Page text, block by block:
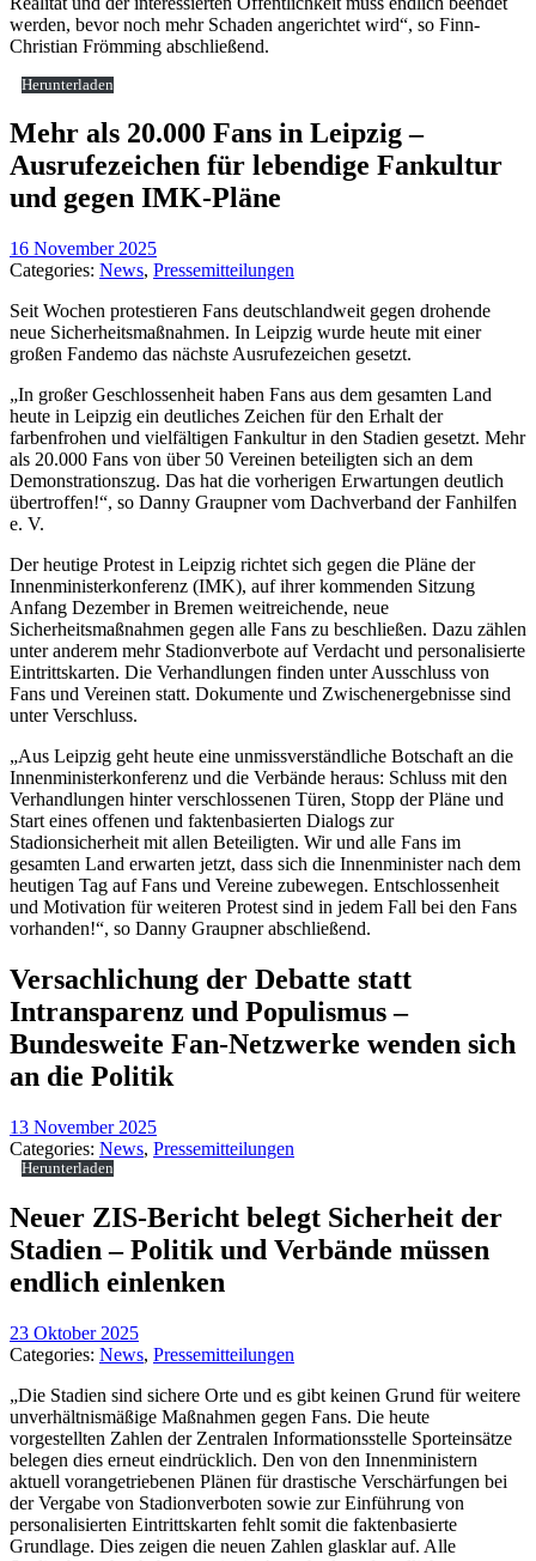
werden, bevor noch mehr Schaden angerichtet wird“, so Finn-
Christian Frömming abschließend.
Herunterladen
Mehr als 20.000 Fans in Leipzig –
Ausrufezeichen für lebendige Fankultur
und gegen IMK-Pläne
16 November 2025
Categories: News, Pressemitteilungen
Seit Wochen protestieren Fans deutschlandweit gegen drohende
neue Sicherheitsmaßnahmen. In Leipzig wurde heute mit einer
großen Fandemo das nächste Ausrufezeichen gesetzt.
„In großer Geschlossenheit haben Fans aus dem gesamten Land
heute in Leipzig ein deutliches Zeichen für den Erhalt der
farbenfrohen und vielfältigen Fankultur in den Stadien gesetzt. Mehr
als 20.000 Fans von über 50 Vereinen beteiligten sich an dem
Demonstrationszug. Das hat die vorherigen Erwartungen deutlich
übertroffen!“, so Danny Graupner vom Dachverband der Fanhilfen
e. V.
Der heutige Protest in Leipzig richtet sich gegen die Pläne der
Innenministerkonferenz (IMK), auf ihrer kommenden Sitzung
Anfang Dezember in Bremen weitreichende, neue
Sicherheitsmaßnahmen gegen alle Fans zu beschließen. Dazu zählen
unter anderem mehr Stadionverbote auf Verdacht und personalisierte
Eintrittskarten. Die Verhandlungen finden unter Ausschluss von
Fans und Vereinen statt. Dokumente und Zwischenergebnisse sind
unter Verschluss.
„Aus Leipzig geht heute eine unmissverständliche Botschaft an die
Innenministerkonferenz und die Verbände heraus: Schluss mit den
Verhandlungen hinter verschlossenen Türen, Stopp der Pläne und
Start eines offenen und faktenbasierten Dialogs zur
Stadionsicherheit mit allen Beteiligten. Wir und alle Fans im
gesamten Land erwarten jetzt, dass sich die Innenminister nach dem
heutigen Tag auf Fans und Vereine zubewegen. Entschlossenheit
und Motivation für weiteren Protest sind in jedem Fall bei den Fans
vorhanden!“, so Danny Graupner abschließend.
Versachlichung der Debatte statt
Intransparenz und Populismus –
Bundesweite Fan-Netzwerke wenden sich
an die Politik
13 November 2025
Categories: News, Pressemitteilungen
Herunterladen
Neuer ZIS-Bericht belegt Sicherheit der
Stadien – Politik und Verbände müssen
endlich einlenken
23 Oktober 2025
Categories: News, Pressemitteilungen
„Die Stadien sind sichere Orte und es gibt keinen Grund für weitere
unverhältnismäßige Maßnahmen gegen Fans. Die heute
vorgestellten Zahlen der Zentralen Informationsstelle Sporteinsätze
belegen dies erneut eindrücklich. Den von den Innenministern
aktuell vorangetriebenen Plänen für drastische Verschärfungen bei
der Vergabe von Stadionverboten sowie zur Einführung von
personalisierten Eintrittskarten fehlt somit die faktenbasierte
Grundlage. Dies zeigen die neuen Zahlen glasklar auf. Alle